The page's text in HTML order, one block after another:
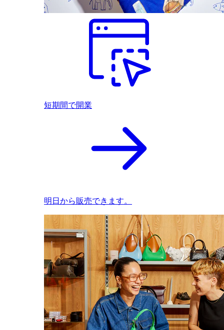
短期間で開業
明日から販売できます。